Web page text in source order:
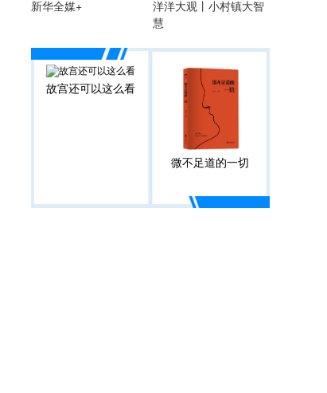
新华全媒+
洋洋大观丨小村镇大智
慧
故宫还可以这么看
微不足道的一切